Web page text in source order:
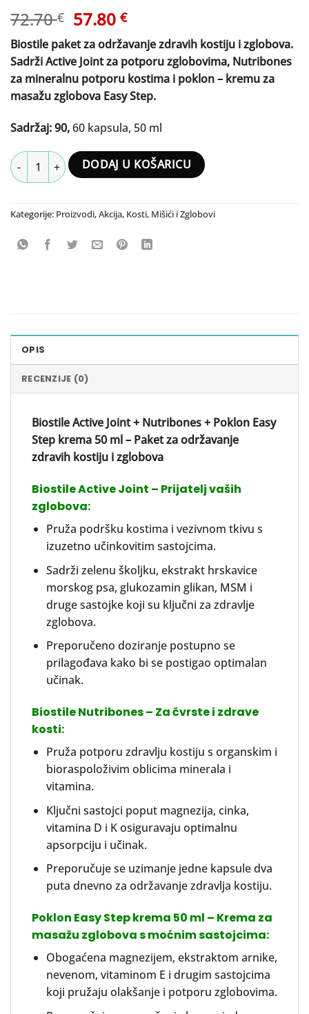
72.70€ Izvorna
cijena
bila
je:
72.70 €.
57.80€Trenutna
cijena
je:
57.80 €.
Biostile paket za održavanje zdravih kostiju i zglobova.
Sadrži Active Joint za potporu zglobovima, Nutribones
za mineralnu potporu kostima i poklon – kremu za
masažu zglobova Easy Step.
Sadržaj: 90,60 kapsula, 50 ml
Active Joint + Nutribones + Easy Step krema 50 ml količina
DODAJ U KOŠARICU
Kategorije: Proizvodi,Akcija, Kosti, Mišići i Zglobovi
OPIS
RECENZIJE (0)
Biostile Active Joint + Nutribones + Poklon Easy
Step krema 50 ml – Paket za održavanje
zdravih kostiju i zglobova
Biostile Active Joint – Prijatelj vaših
zglobova:
Pruža podršku kostima i vezivnom tkivu s
izuzetno učinkovitim sastojcima.
Sadrži zelenu školjku, ekstrakt hrskavice
morskog psa, glukozamin glikan, MSM i
druge sastojke koji su ključni za zdravlje
zglobova.
Preporučeno doziranje postupno se
prilagođava kako bi se postigao optimalan
učinak.
Biostile Nutribones – Za čvrste i zdrave
kosti:
Pruža potporu zdravlju kostiju s organskim i
bioraspoloživim oblicima minerala i
vitamina.
Ključni sastojci poput magnezija, cinka,
vitamina D i K osiguravaju optimalnu
apsorpciju i učinak.
Preporučuje se uzimanje jedne kapsule dva
puta dnevno za održavanje zdravlja kostiju.
Poklon Easy Step krema 50 ml – Krema za
masažu zglobova s ​​moćnim sastojcima:
Obogaćena magnezijem, ekstraktom arnike,
nevenom, vitaminom E i drugim sastojcima
koji pružaju olakšanje i potporu zglobovima.